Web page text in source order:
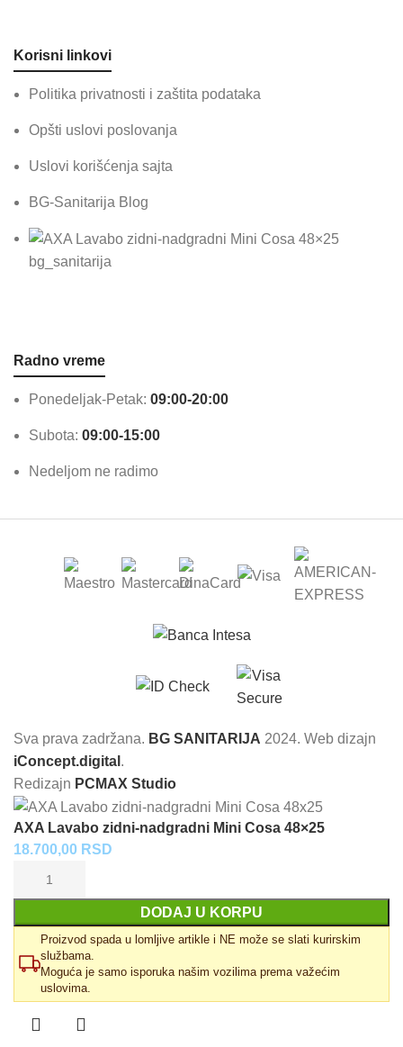
Korisni linkovi
Politika privatnosti i zaštita podataka
Opšti uslovi poslovanja
Uslovi korišćenja sajta
BG-Sanitarija Blog
bg_sanitarija
Radno vreme
Ponedeljak-Petak: 09:00-20:00
Subota: 09:00-15:00
Nedeljom ne radimo
Sva prava zadržana. BG SANITARIJA 2024. Web dizajn
iConcept.digital .
Redizajn PCMAX Studio
AXA Lavabo zidni-nadgradni Mini Cosa 48×25
18.700,00 RSD
DODAJ U KORPU
Proizvod spada u lomljive artikle i NE može se slati kurirskim
službama.
Moguća je samo isporuka našim vozilima prema važećim
uslovima.